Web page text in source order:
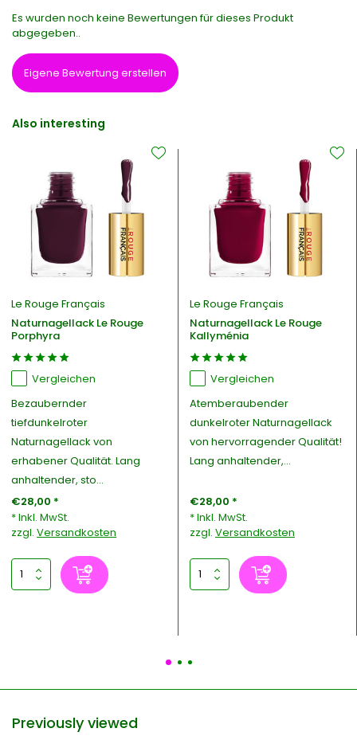
Es wurden noch keine Bewertungen für dieses Produkt
abgegeben..
Eigene Bewertung erstellen
Also interesting
Le Rouge Français
Naturnagellack Le Rouge
Porphyra
Vergleichen
Bezaubernder
tiefdunkelroter
Naturnagellack von
erhabener Qualität. Lang
anhaltender, sto...
€28,00 *
* Inkl. MwSt.
zzgl.Versandkosten
Le Rouge Français
Naturnagellack Le Rouge
Kallyménia
Vergleichen
Atemberaubender
dunkelroter Naturnagellack
von hervorragender Qualität!
Lang anhaltender,...
€28,00 *
* Inkl. MwSt.
zzgl. Versandkosten
Previously viewed